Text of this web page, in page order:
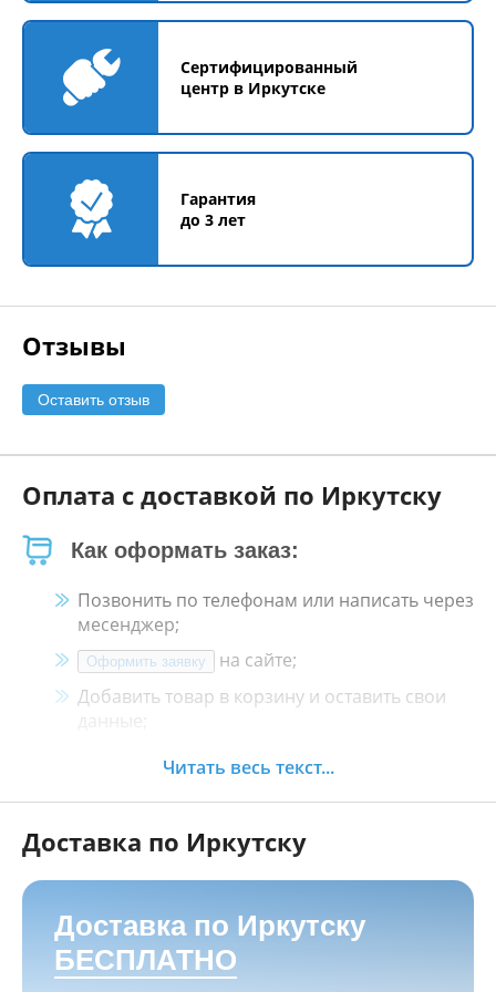
Сертифицированный
центр в Иркутске
Гарантия
до 3 лет
Отзывы
Оставить отзыв
Оплата с доставкой по Иркутску
Как оформать заказ:
Позвонить по телефонам или написать через
месенджер;
Оформить заявку
на сайте;
Добавить товар в корзину и оставить свои
данные;
Менеджер свяжется с Вами в течение 30
Как оплатить:
Наличными, пластиковой картой, кредитной
картой и картой ХАЛВА в кассе нашего
магазина по адресуг. Иркутск, ул. Баррикад
24а, Мотосалон БАРС
Читать весь текст...
Доставка по Иркутску
Доставка по Иркутску
БЕСПЛАТНО